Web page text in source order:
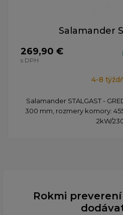
Salamander
269,90 €
s DPH
4-8
Salamander STALGAST -
300 mm, rozmery komory:
2kW/
Rokmi